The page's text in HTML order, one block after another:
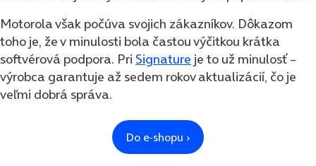
Motorola však počúva svojich zákazníkov. Dôkazom
toho je, že v minulosti bola častou výčitkou krátka
softvérová podpora. Pri Signature je to už minulosť –
výrobca garantuje až sedem rokov aktualizácií, čo je
veľmi dobrá správa.